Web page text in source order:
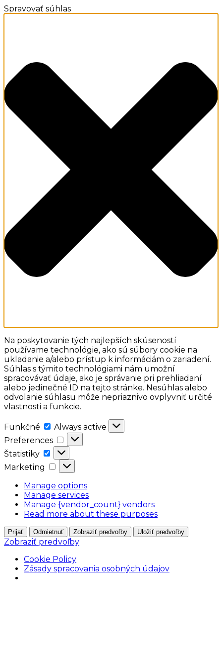
Spravovať súhlas
Na poskytovanie tých najlepších skúseností
používame technológie, ako sú súbory cookie na
ukladanie a/alebo prístup k informáciám o zariadení.
Súhlas s týmito technológiami nám umožní
spracovávať údaje, ako je správanie pri prehliadaní
alebo jedinečné ID na tejto stránke. Nesúhlas alebo
odvolanie súhlasu môže nepriaznivo ovplyvniť určité
vlastnosti a funkcie.
Funkčné Funkčné
Always active
Preferences
Preferences
Štatistiky
Štatistiky
Marketing
Marketing
Manage options
Manage services
Manage {vendor_count} vendors
Read more about these purposes
Prijať Odmietnuť Zobraziť predvoľby Uložiť predvoľby
Zobraziť predvoľby
Cookie Policy
Zásady spracovania osobných údajov